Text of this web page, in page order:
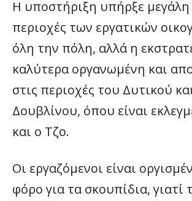
Η υποστήριξη υπήρξε μεγάλη
περιοχές των εργατικών
όλη την πόλη, αλλά η
καλύτερα οργανωμένη και
στις περιοχές του Δυτικού
Δουβλίνου, όπου είναι
και ο Τζο.
Οι εργαζόμενοι είναι
φόρο για τα σκουπίδια, γιατί